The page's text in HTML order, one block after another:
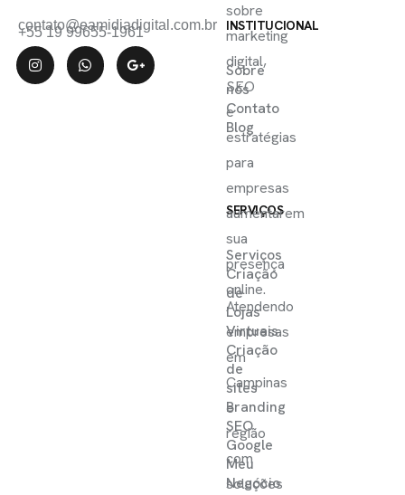
contato@eamidiadigital.com.br
+55 19 99655-1961 INSTITUCIONAL
Sobre
nós
Contato
Blog
SERVIÇOS
Serviços
Criação
de
Lojas
Virtuais
Criação
de
sites
Branding
SEO
Google
Meu
Negócio
sobre
marketing
digital,
SEO
e
estratégias
para
empresas
aumentarem
sua
presença
online.
Atendendo
empresas
em
Campinas
e
região
com
soluções